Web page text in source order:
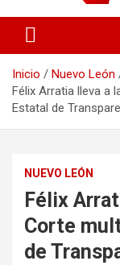
Vector
Inicio
Nuevo León
Félix Arratia lleva a
Estatal de
NUEVO LEÓN
Félix
Corte
de